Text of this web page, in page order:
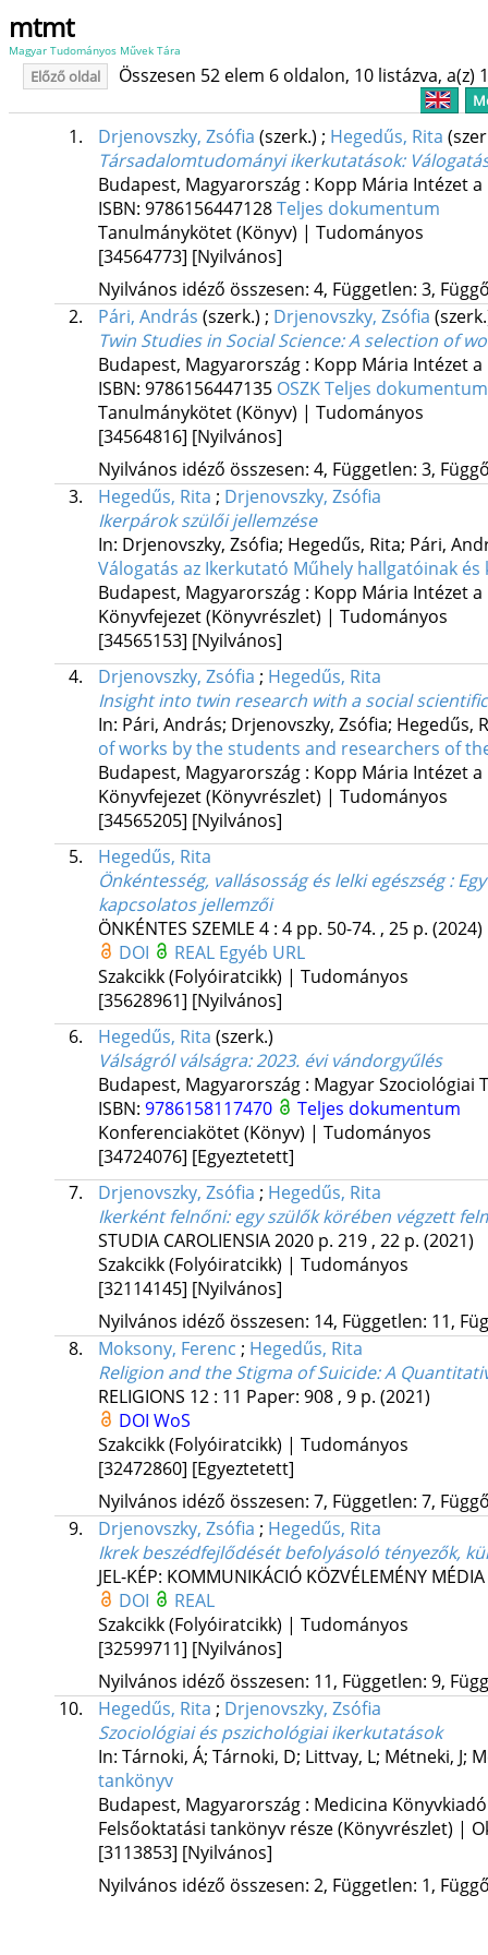
mtmt
Magyar Tudományos Művek Tára
Előző oldal Összesen 52 elem 6 oldalon, 10 listázva, a(z)
1. Drjenovszky, Zsófia (szerk.) ; Hegedűs, Rita
Társadalomtudományi ikerkutatások:
Budapest, Magyarország : Kopp Mária Intézet
ISBN: 9786156447128Teljes dokumentum
Tanulmánykötet (Könyv) | Tudományos
[34564773] [Nyilvános]
Nyilvános idéző összesen: 4, Független: 3,
2.
Pári, András (szerk.) ; Drjenovszky, Zsófia
Twin Studies in Social Science: A selection of
Budapest, Magyarország : Kopp Mária Intézet
ISBN: 9786156447135 OSZKTeljes dokumentum
Tanulmánykötet (Könyv) | Tudományos
[34564816] [Nyilvános]
Nyilvános idéző összesen: 4, Független: 3,
3.
Hegedűs, Rita ; Drjenovszky, Zsófia
Ikerpárok szülői jellemzése
In: Drjenovszky, Zsófia; Hegedűs, Rita; Pári,
Válogatás az Ikerkutató Műhely hallgatóinak
Budapest, Magyarország : Kopp Mária Intézet
Könyvfejezet (Könyvrészlet) | Tudományos
[34565153] [Nyilvános]
4.
Drjenovszky, Zsófia ; Hegedűs, Rita
Insight into twin research with a social
In: Pári, András; Drjenovszky, Zsófia; Hegedűs,
of works by the students and researchers of
Budapest, Magyarország : Kopp Mária Intézet
Könyvfejezet (Könyvrészlet) | Tudományos
[34565205] [Nyilvános]
5.
Hegedűs, Rita
Önkéntesség, vallásosság és lelki egészség :
kapcsolatos jellemzői
ÖNKÉNTES SZEMLE 4: 4 pp. 50-74. , 25 p. (2024)
DOI
REAL Egyéb URL
Szakcikk (Folyóiratcikk) | Tudományos
[35628961] [Nyilvános]
6.
Hegedűs, Rita (szerk.)
Válságról válságra: 2023. évi vándorgyűlés
Budapest, Magyarország : Magyar Szociológiai
ISBN: 9786158117470
Teljes dokumentum
Konferenciakötet (Könyv) | Tudományos
[34724076] [Egyeztetett]
7.
Drjenovszky, Zsófia ; Hegedűs, Rita
Ikerként felnőni: egy szülők körében végzett
STUDIA CAROLIENSIA2020 p. 219 , 22 p. (2021)
Szakcikk (Folyóiratcikk) | Tudományos
[32114145] [Nyilvános]
Nyilvános idéző összesen: 14, Független: 11,
8.
Moksony, Ferenc ; Hegedűs, Rita
Religion and the Stigma of Suicide: A
RELIGIONS 12: 11 Paper: 908 , 9 p. (2021)
DOI WoS
Szakcikk (Folyóiratcikk) | Tudományos
[32472860] [Egyeztetett]
Nyilvános idéző összesen: 7, Független: 7,
9.
Drjenovszky, Zsófia ; Hegedűs, Rita
Ikrek beszédfejlődését befolyásoló tényezők,
JEL-KÉP: KOMMUNIKÁCIÓ KÖZVÉLEMÉNY MÉDIA
DOI
REAL
Szakcikk (Folyóiratcikk) | Tudományos
[32599711] [Nyilvános]
Nyilvános idéző összesen: 11, Független: 9,
10.
Hegedűs, Rita ; Drjenovszky, Zsófia
Szociológiai és pszichológiai ikerkutatások
In: Tárnoki, Á; Tárnoki, D; Littvay, L; Métneki, J;
tankönyv
Budapest, Magyarország : Medicina Könyvkiadó
Felsőoktatási tankönyv része (Könyvrészlet) |
[3113853] [Nyilvános]
Nyilvános idéző összesen: 2, Független: 1,